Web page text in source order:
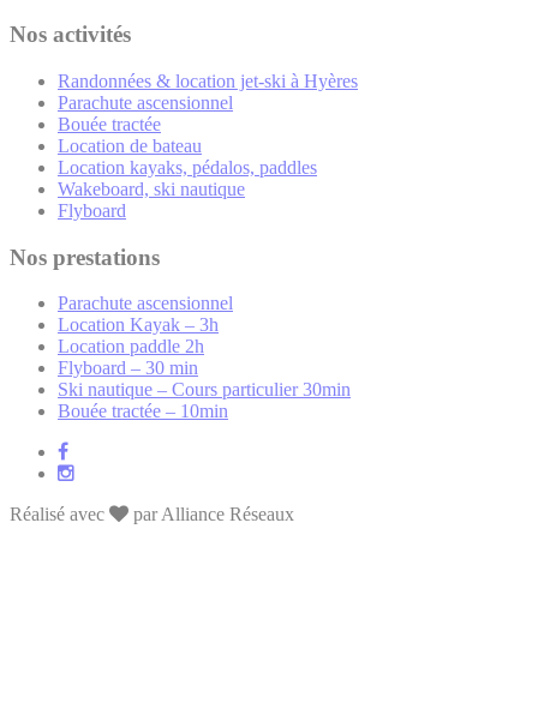
Nos activités
Randonnées & location jet-ski à Hyères
Parachute ascensionnel
Bouée tractée
Location de bateau
Location kayaks, pédalos, paddles
Wakeboard, ski nautique
Flyboard
Nos prestations
Parachute ascensionnel
Location Kayak – 3h
Location paddle 2h
Flyboard – 30 min
Ski nautique – Cours particulier 30min
Bouée tractée – 10min
Réalisé avec par Alliance Réseaux